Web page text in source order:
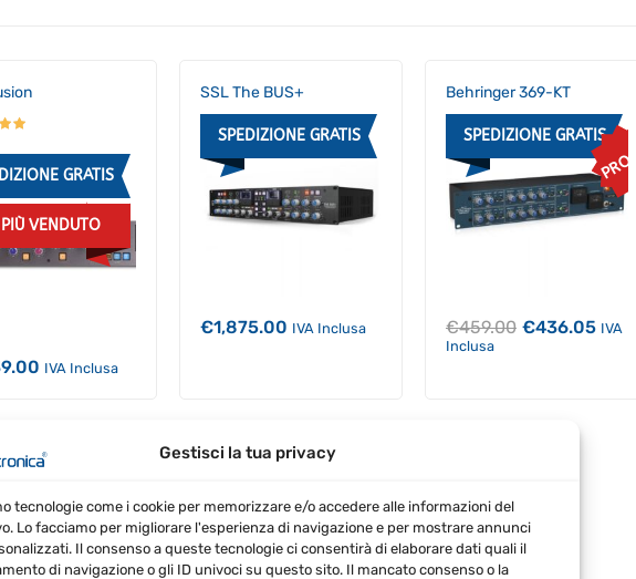
Gestisci la tua privacy
tecnologie come i cookie per memorizzare e/o accedere alle informazioni del
Lo facciamo per migliorare l'esperienza di navigazione e per mostrare annunci
Il consenso a queste tecnologie ci consentirà di elaborare dati quali il
di navigazione o gli ID univoci su questo sito. Il mancato consenso o la
GRATIS
PIÙ VENDUTO
IVA Inclusa
SSL The BUS+
SPEDIZIONE GRATIS
€1,875.00 IVA Inclusa
Behringer 369-KT
SPEDIZIONE GRATIS
PROMO
€459.00 Il
€436.05IlIVA
Inclusa
GRATIS
Behringer MDX4600
SPEDIZIONE GRATIS